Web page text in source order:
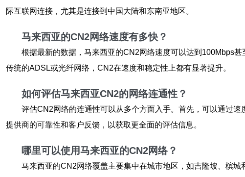
际互联网连接，尤其是连接到中国大陆和东南亚地区。
马来西亚的CN2网络速度有多快？
根据最新的数据，马来西亚的CN2网络速度可以达到100Mbps
传统的ADSL或光纤网络，CN2在速度和稳定性上都有显著提升。
如何评估马来西亚CN2的网络连通性？
评估CN2网络的连通性可以从多个方面入手。首先，可以通过
提供商的可靠性和客户反馈，以获取更全面的评估信息。
哪里可以使用马来西亚的CN2网络？
马来西亚的CN2网络覆盖主要集中在城市地区，如吉隆坡、槟